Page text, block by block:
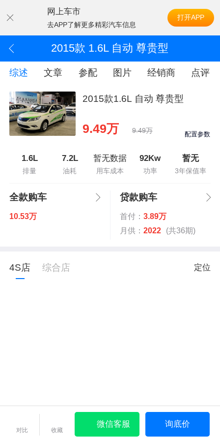
网上车市
去APP了解更多精彩汽车信息
打开APP
2015款 1.6L 自动 尊贵型
综述 文章 参配 图片 经销商 点评
2015款1.6L 自动 尊贵型
9.49万 9.49万 配置参数
1.6L
排量
7.2L
油耗
暂无数据
用车成本
92Kw
功率
暂无
3年保值率
全款购车
10.53万
贷款购车
首付： 3.89万
月供： 2022 (共36期)
4S店 综合店 定位
对比 收藏
微信客服 询底价